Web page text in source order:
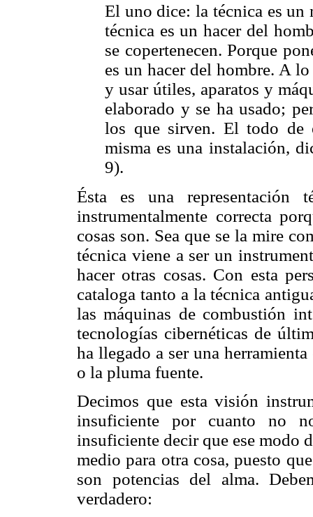
El uno dice: la técnica es
técnica es un hacer del
se copertenecen. Porque
es un hacer del hombre. A
y usar útiles, aparatos y
elaborado y se ha usado;
los que sirven. El todo de
misma es una instalación,
9).
Ésta es una representación
instrumentalmente correcta
cosas son. Sea que se la mire
técnica viene a ser un
hacer otras cosas. Con esta
cataloga tanto a la técnica
las máquinas de combustión
tecnologías cibernéticas de
ha llegado a ser una
o la pluma fuente.
Decimos que esta visión
insuficiente por cuanto no
insuficiente decir que ese modo
medio para otra cosa, puesto
son potencias del alma.
verdadero: